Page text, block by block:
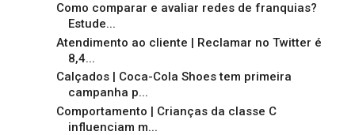
Como comparar e avaliar redes de franquias?
Estude...
Atendimento ao cliente | Reclamar no Twitter é
8,4...
Calçados | Coca-Cola Shoes tem primeira
campanha p...
Comportamento | Crianças da classe C
influenciam m...